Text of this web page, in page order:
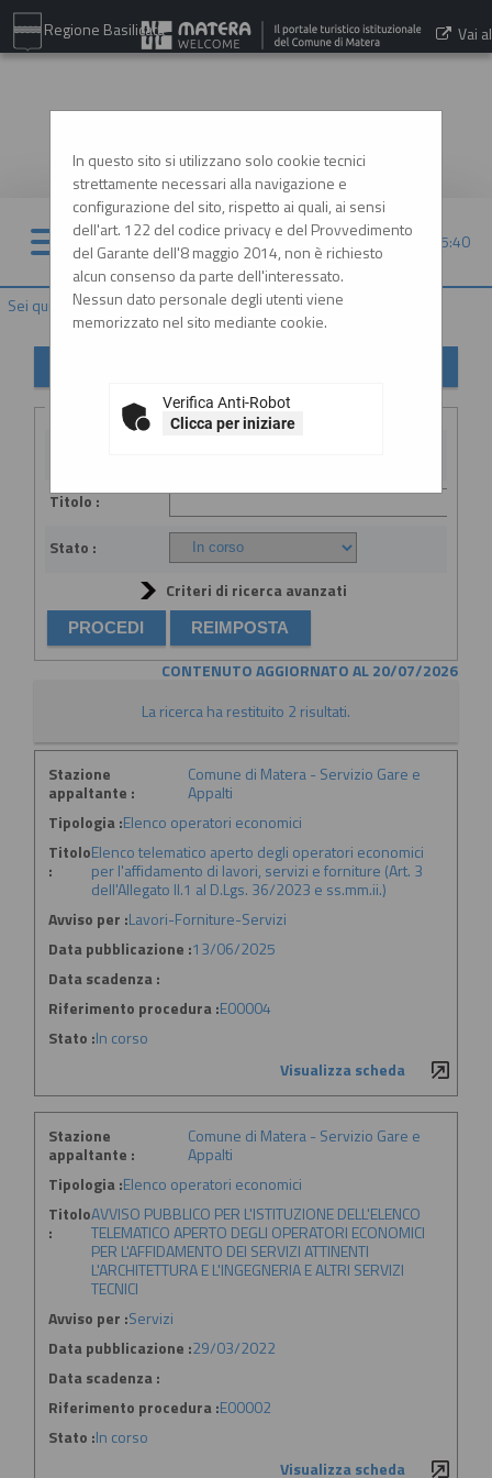
Regione Basilicata Vai al
08/08/2026 05:40
Sei qui: Home»Procedure d'appalto e contratti»Avvisi pubblici
In questo sito si utilizzano solo cookie tecnici
strettamente necessari alla navigazione e
configurazione del sito, rispetto ai quali, ai sensi
dell'art. 122 del codice privacy e del Provvedimento
del Garante dell'8 maggio 2014, non è richiesto
alcun consenso da parte dell'interessato.
Nessun dato personale degli utenti viene
memorizzato nel sito mediante cookie.
Verifica Anti-Robot
Clicca per iniziare
Criteri di ricerca
Titolo :
Stato :
Criteri di ricerca avanzati
CONTENUTO AGGIORNATO AL 20/07/2026
La ricerca ha restituito 2 risultati.
Stazione
appaltante :
Comune di Matera - Servizio Gare e
Appalti
Tipologia :Elenco operatori economici
Titolo
:
Elenco telematico aperto degli operatori economici
per l'affidamento di lavori, servizi e forniture (Art. 3
dell'Allegato II.1 al D.Lgs. 36/2023 e ss.mm.ii.)
Avviso per :Lavori-Forniture-Servizi
Data pubblicazione :13/06/2025
Data scadenza :
Riferimento procedura :E00004
Stato :In corso
Visualizza scheda
Stazione
appaltante :
Comune di Matera - Servizio Gare e
Appalti
Tipologia :Elenco operatori economici
Titolo
:
AVVISO PUBBLICO PER L'ISTITUZIONE DELL'ELENCO
TELEMATICO APERTO DEGLI OPERATORI ECONOMICI
PER L'AFFIDAMENTO DEI SERVIZI ATTINENTI
L'ARCHITETTURA E L'INGEGNERIA E ALTRI SERVIZI
TECNICI
Avviso per :Servizi
Data pubblicazione :29/03/2022
Data scadenza :
Riferimento procedura :E00002
Stato :In corso
Visualizza scheda